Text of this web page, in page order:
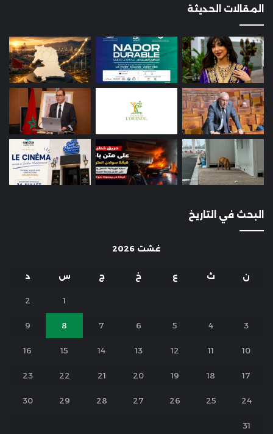
المقالات الحديثة
البحث في التاريخ
غشت 2026
ن ث ع خ ج س د
1
2
3
4
5
6
7
8
9
10
11
12
13
14
15
16
17
18
19
20
21
22
23
24
25
26
27
28
29
30
31